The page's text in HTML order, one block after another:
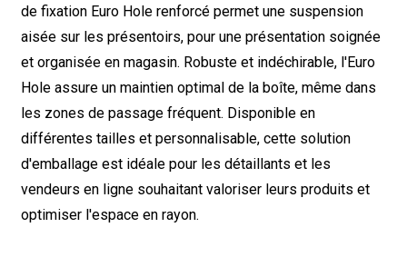
de fixation Euro Hole renforcé permet une suspension
aisée sur les présentoirs, pour une présentation soignée
et organisée en magasin. Robuste et indéchirable, l'Euro
Hole assure un maintien optimal de la boîte, même dans
les zones de passage fréquent. Disponible en
différentes tailles et personnalisable, cette solution
d'emballage est idéale pour les détaillants et les
vendeurs en ligne souhaitant valoriser leurs produits et
optimiser l'espace en rayon.